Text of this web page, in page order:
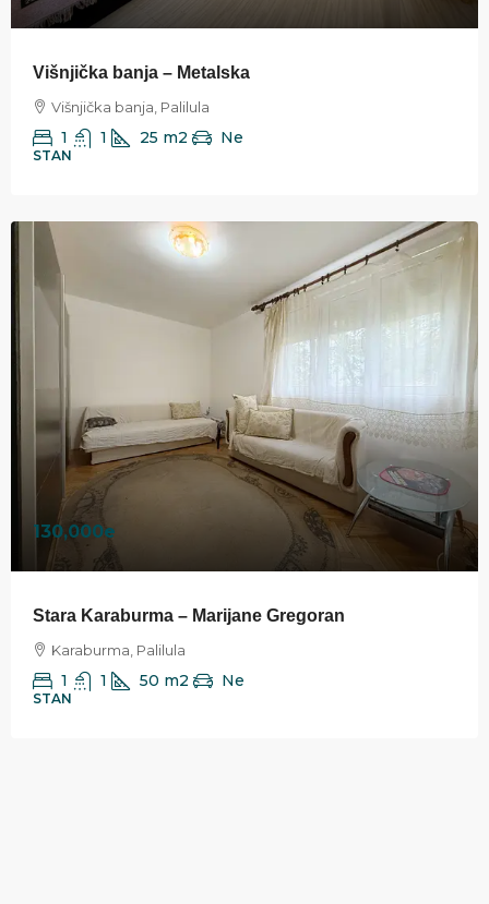
Višnjička banja – Metalska
Višnjička banja, Palilula
1 1 25 m2 Ne
STAN
130,000e
Stara Karaburma – Marijane Gregoran
Karaburma, Palilula
1 1 50 m2 Ne
STAN